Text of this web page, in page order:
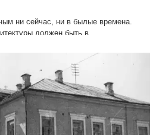
1940-е годы
9 в 1897 году
на средства знаменитых
Терещенко, Марголина,
нужд учебного заведения
третьим этажом.
тут находилась военная
Гражданской войны — опять
ни сейчас, ни в былые времена.
должен быть в
то пришлось учиться детям
А это были, отнюдь, не бедные
было бы походить коридорами, где в
разные поколения.
постепенного разрушения. Его
оштукатурили. В нынешние дни